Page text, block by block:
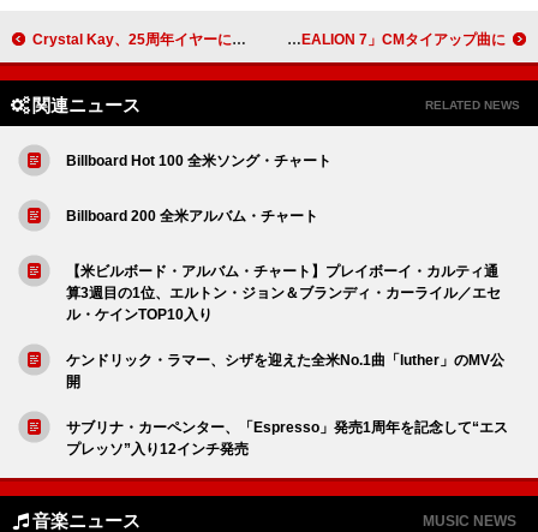
Crystal Kay、25周年イヤーに初のオールタイムベストAL発売決定 GLIM SPANKY、新曲「衝動」がクロスオーバーSUV「BYD SEALION 7」CMタイアップ曲に
関連ニュース RELATED NEWS
Billboard Hot 100 全米ソング・チャート
Billboard 200 全米アルバム・チャート
【米ビルボード・アルバム・チャート】プレイボーイ・カルティ通
算3週目の1位、エルトン・ジョン＆ブランディ・カーライル／エセ
ル・ケインTOP10入り
ケンドリック・ラマー、シザを迎えた全米No.1曲「luther」のMV公
開
サブリナ・カーペンター、「Espresso」発売1周年を記念して“エス
プレッソ”入り12インチ発売
音楽ニュース MUSIC NEWS